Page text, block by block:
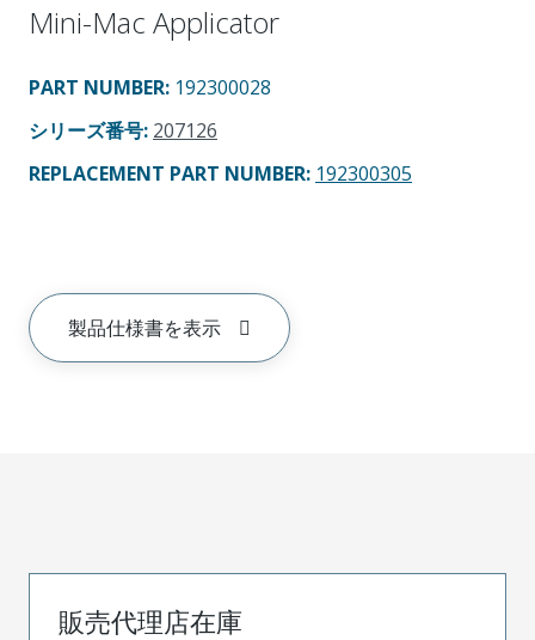
Mini-Mac Applicator
PART NUMBER: 192300028
シリーズ番号: 207126
REPLACEMENT PART NUMBER: 192300305
製品仕様書を表示
販売代理店在庫